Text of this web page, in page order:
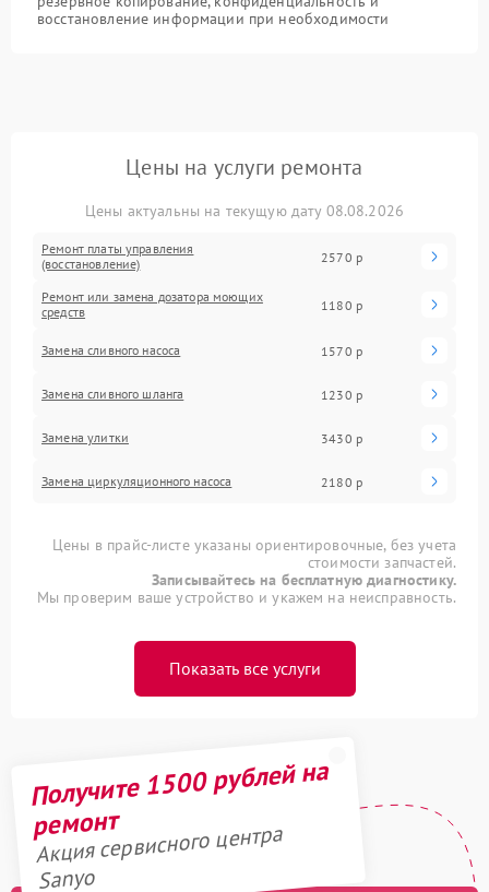
восстановление информации при необходимости
Цены на услуги ремонта
Цены актуальны на текущую дату 08.08.2026
Ремонт платы управления
(восстановление)
2570 р
Ремонт или замена дозатора моющих
средств
1180 р
Замена сливного насоса 1570 р
Замена сливного шланга 1230 р
Замена улитки 3430 р
Замена циркуляционного насоса 2180 р
Цены в прайс-листе указаны ориентировочные, без учета
стоимости запчастей.
Записывайтесь на бесплатную диагностику.
Мы проверим ваше устройство и укажем на неисправность.
Показать все услуги
Получите 1500 рублей на
ремонт
Акция сервисного центра
Sanyo